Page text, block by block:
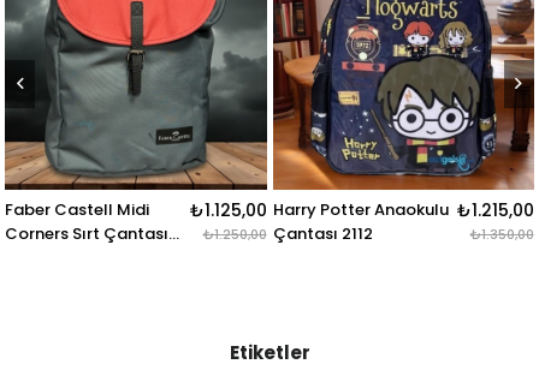
₺1.125,00
₺1.250,00
Harry Potter Anaokulu
Çantası 2112
₺1.215,00
₺1.350,00
Us Polo Sırt
Mor 23184
Etiketler